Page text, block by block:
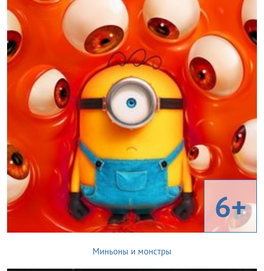
6+
Миньоны и монстры